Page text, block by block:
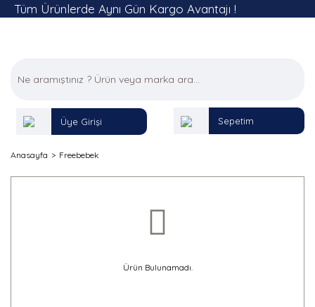
Tüm Ürünlerde Aynı Gün Kargo Avantajı !
Üye Girişi Sepetim
Anasayfa Freebebek
Ürün Bulunamadı.